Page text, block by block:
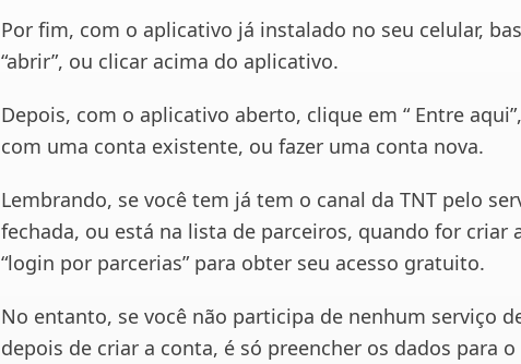
Por fim, com o aplicativo já instalado no seu celular,
“abrir”, ou clicar acima do aplicativo.
Depois, com o aplicativo aberto, clique em “ Entre
com uma conta existente, ou fazer uma conta nova.
Lembrando, se você tem já tem o canal da TNT pelo
fechada, ou está na lista de parceiros, quando for criar
“login por parcerias” para obter seu acesso gratuito.
No entanto, se você não participa de nenhum serviço
depois de criar a conta, é só preencher os dados para